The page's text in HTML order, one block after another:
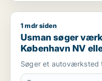
Usman søger værksted
1 mdr siden
Usman søger
København NV
Søger et autoværksted